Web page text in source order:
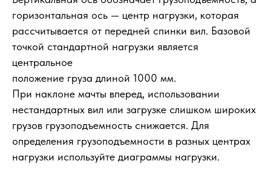
горизонтальная ось — центр нагрузки, которая
рассчитывается от передней спинки вил. Базовой
точкой стандартной нагрузки является
центральное
положение груза длиной 1000 мм.
При наклоне мачты вперед, использовании
нестандартных вил или загрузке слишком широких
грузов грузоподъемность снижается. Для
определения грузоподъемности в разных центрах
нагрузки используйте диаграммы нагрузки.